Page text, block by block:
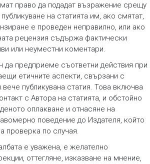
право да подадат възражение срещу
на статията им, ако смятат,
е проведен неправилно, или ако
рецензия съдържа фактически
или неуместни коментари.
да предприеме съответни действия при
етичните аспекти, свързани с
публикувана статия. Това включва
с Автора на статията, и обстойно
оплакване и отнасяне на
поведение до Издателя, който
проверка по случая.
е уважена, е желателно
оттегляне, изказване на мнение,